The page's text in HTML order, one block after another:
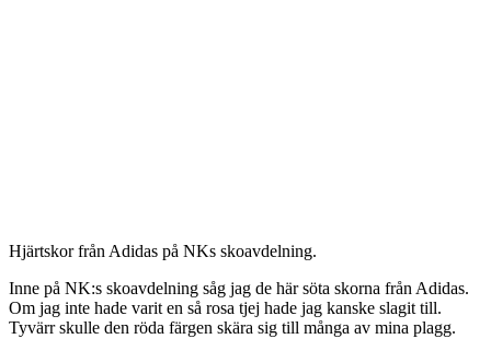
Hjärtskor från Adidas på NKs skoavdelning.
Inne på NK:s skoavdelning såg jag de här söta skorna från Adidas.
Om jag inte hade varit en så rosa tjej hade jag kanske slagit till.
Tyvärr skulle den röda färgen skära sig till många av mina plagg.